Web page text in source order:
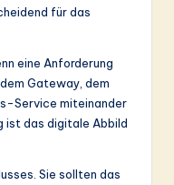
für das
eine Anforderung
Gateway, dem
Service miteinander
ist das digitale Abbild
Sie sollten das